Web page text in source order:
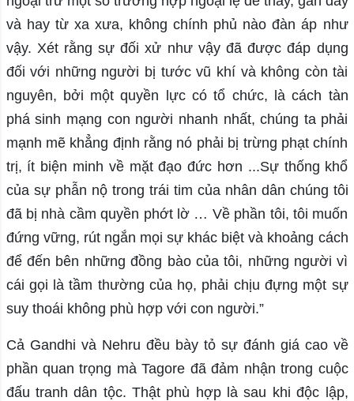
và hay từ xa xưa, không chính phủ nào đàn áp như
vậy. Xét rằng sự đối xử như vậy đã được đáp dụng
đối với những người bị tước vũ khí và không còn tài
nguyên, bởi một quyền lực có tổ chức, là cách tàn
phá sinh mạng con người nhanh nhất, chúng ta phải
mạnh mẽ khẳng định rằng nó phải bị trừng phạt chính
trị, ít biện minh về mặt đạo đức hơn ...Sự thống khổ
của sự phẫn nộ trong trái tim của nhân dân chúng tôi
đã bị nhà cầm quyền phớt lờ … Về phần tôi, tôi muốn
đứng vững, rút ​​ngắn mọi sự khác biệt và khoảng cách
để đến bên những đồng bào của tôi, những người vì
cái gọi là tầm thường của họ, phải chịu đựng một sự
suy thoái không phù hợp với con người.”
Cả Gandhi và Nehru đều bày tỏ sự đánh giá cao về
phần quan trọng mà Tagore đã đảm nhận trong cuộc
đấu tranh dân tộc. Thật phù hợp là sau khi độc lập,